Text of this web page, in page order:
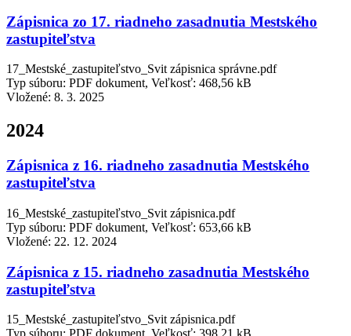
Zápisnica zo 17. riadneho zasadnutia Mestského
zastupiteľstva
17_Mestské_zastupiteľstvo_Svit zápisnica správne.pdf
Typ súboru: PDF dokument, Veľkosť: 468,56 kB
Vložené: 8. 3. 2025
2024
Zápisnica z 16. riadneho zasadnutia Mestského
zastupiteľstva
16_Mestské_zastupiteľstvo_Svit zápisnica.pdf
Typ súboru: PDF dokument, Veľkosť: 653,66 kB
Vložené: 22. 12. 2024
Zápisnica z 15. riadneho zasadnutia Mestského
zastupiteľstva
15_Mestské_zastupiteľstvo_Svit zápisnica.pdf